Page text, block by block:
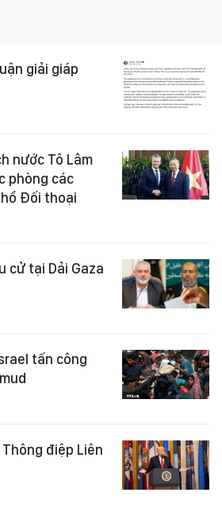
giải giáp
nước Tô Lâm
phòng các
Đối thoại
cử tại Dải Gaza
tấn công
điệp Liên